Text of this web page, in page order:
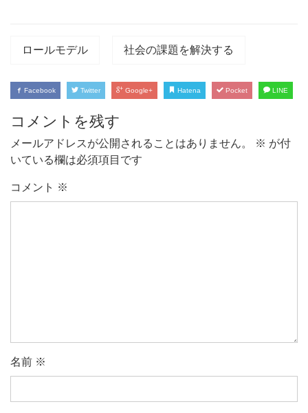
ロールモデル 社会の課題を解決する
Facebook Twitter Google+ Hatena Pocket LINE
コメントを残す
メールアドレスが公開されることはありません。 ※ が付
いている欄は必須項目です
コメント ※
名前 ※